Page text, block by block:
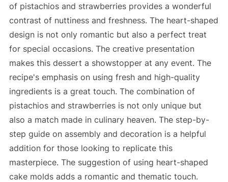
of pistachios and strawberries provides a wonderful
contrast of nuttiness and freshness. The heart-shaped
design is not only romantic but also a perfect treat
for special occasions. The creative presentation
makes this dessert a showstopper at any event. The
recipe's emphasis on using fresh and high-quality
ingredients is a great touch. The combination of
pistachios and strawberries is not only unique but
also a match made in culinary heaven. The step-by-
step guide on assembly and decoration is a helpful
addition for those looking to replicate this
masterpiece. The suggestion of using heart-shaped
cake molds adds a romantic and thematic touch.